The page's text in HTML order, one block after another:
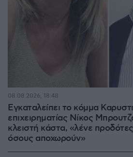
Εγκαταλείπει το κόμμα
επιχειρηματίας Νίκος
κλειστή κάστα, «λένε
όσους αποχωρούν»
08.08.2026, 18:48